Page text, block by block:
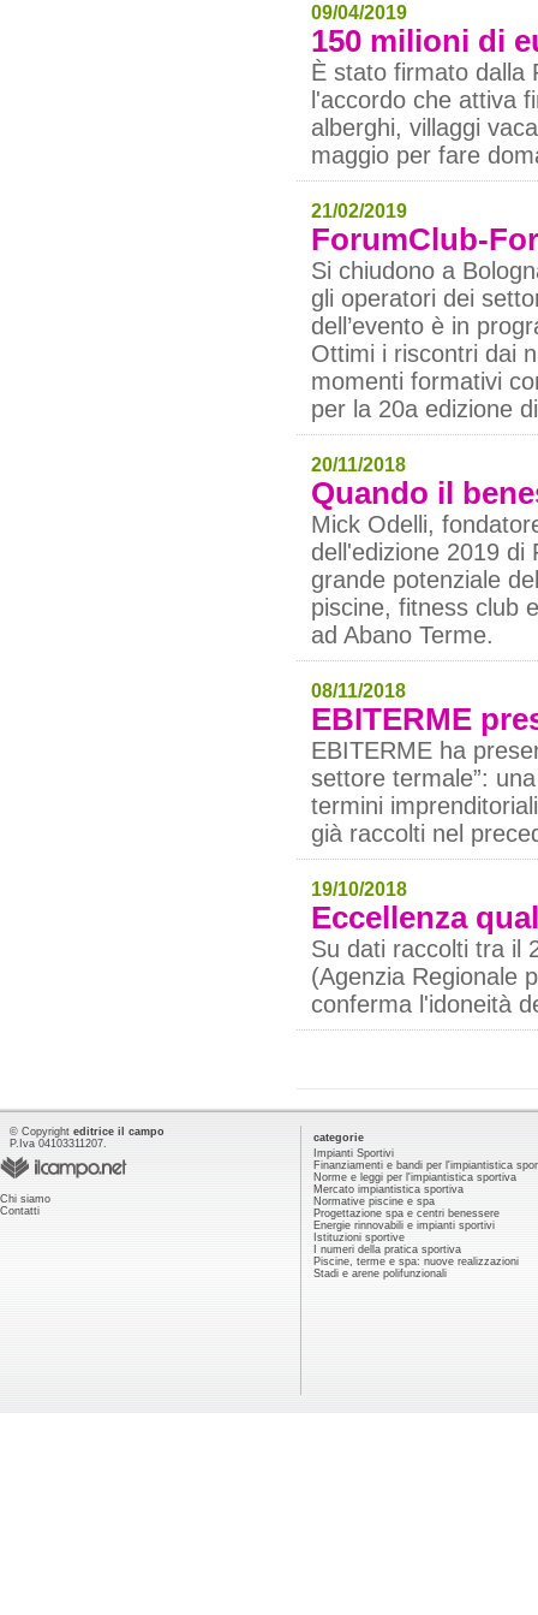
09/04/2019
150 milioni di
È stato firmato dalla
l'accordo che attiva
alberghi, villaggi
maggio per fare
21/02/2019
ForumClub-
Si chiudono a
gli operatori dei
dell’evento è in
Ottimi i riscontri dai
momenti formativi
per la 20a edizione
20/11/2018
Quando il
Mick Odelli,
dell'edizione 2019 di
grande potenziale
piscine, fitness club
ad Abano Terme.
08/11/2018
EBITERME
EBITERME ha
settore termale”:
termini
già raccolti nel
19/10/2018
Eccellenza
Su dati raccolti tra il
(Agenzia Regionale
conferma l'idoneità
© Copyright editrice il campo
P.Iva 04103311207.
Chi siamo
Contatti
categorie
Impianti Sportivi
Finanziamenti e bandi per l'impiantistica
Norme e leggi per l'impiantistica sportiva
Mercato impiantistica sportiva
Normative piscine e spa
Progettazione spa e centri benessere
Energie rinnovabili e impianti sportivi
Istituzioni sportive
I numeri della pratica sportiva
Piscine, terme e spa: nuove realizzazioni
Stadi e arene polifunzionali